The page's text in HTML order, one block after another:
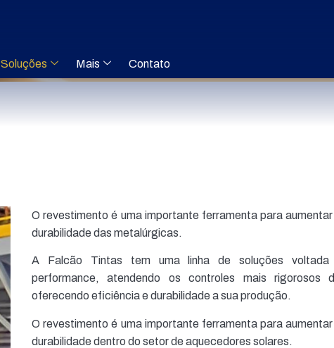
Soluções Mais Contato
O revestimento é uma importante ferramenta para
durabilidade das metalúrgicas.
A Falcão Tintas tem uma linha de soluções voltada
performance, atendendo os controles mais rigorosos
oferecendo eficiência e durabilidade a sua produção.
O revestimento é uma importante ferramenta para
durabilidade dentro do setor de aquecedores solares.